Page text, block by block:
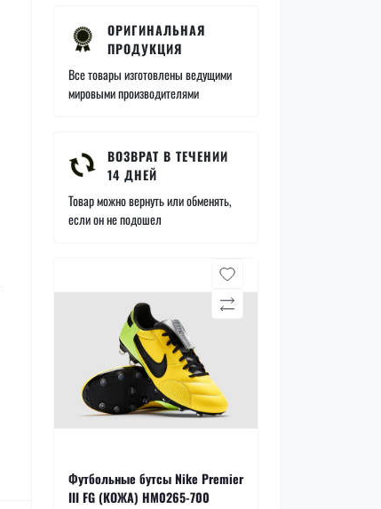
ОРИГИНАЛЬНАЯ
ПРОДУКЦИЯ
Все товары изготовлены ведущими
мировыми производителями
ВОЗВРАТ В ТЕЧЕНИИ
14 ДНЕЙ
Товар можно вернуть или обменять,
если он не подошел
Футбольные бутсы Nike Premier
III FG (КОЖА) HM0265-700